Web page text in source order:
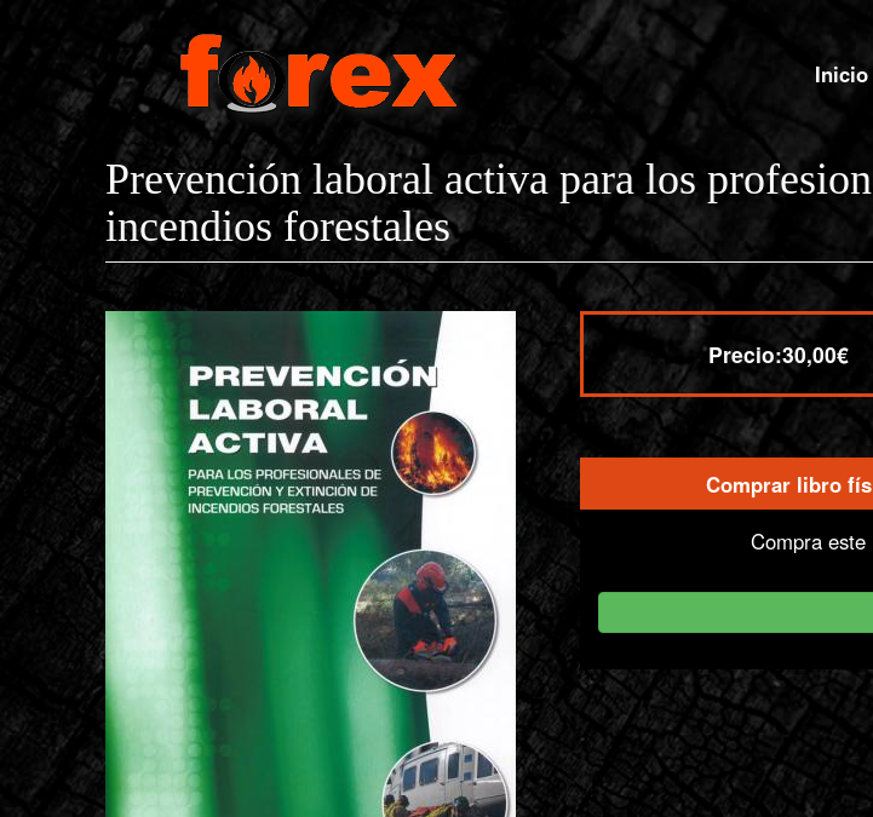
Pasar al contenido principal
Inicio
Prevención laboral activa para los
incendios forestales
Precio:30,00€
Compra /Comprar libro
Compra